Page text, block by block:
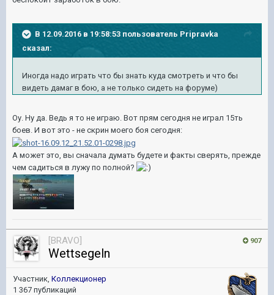
В 12.09.2016 в 19:58:53 пользователь Pripravka
сказал:
Иногда надо играть что бы знать куда смотреть и что бы
видеть дамаг в бою, а не только сидеть на форуме)
Оу. Ну да. Ведь я то не играю. Вот прям сегодня не играл 15ть
боев. И вот это - не скрин моего боя сегодня:
А может это, вы сначала думать будете и факты сверять, прежде
чем садиться в лужу по полной?
907
[BRAVO]
Wettsegeln
Участник, Коллекционер
1 367 публикаций